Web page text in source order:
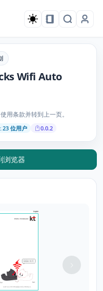
Wifi Auto
用条款并转到上一页。
23 位用户 0.0.2
浏览器